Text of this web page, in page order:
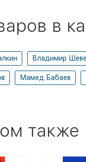
в
Владимир
Мамед Бабаев
также